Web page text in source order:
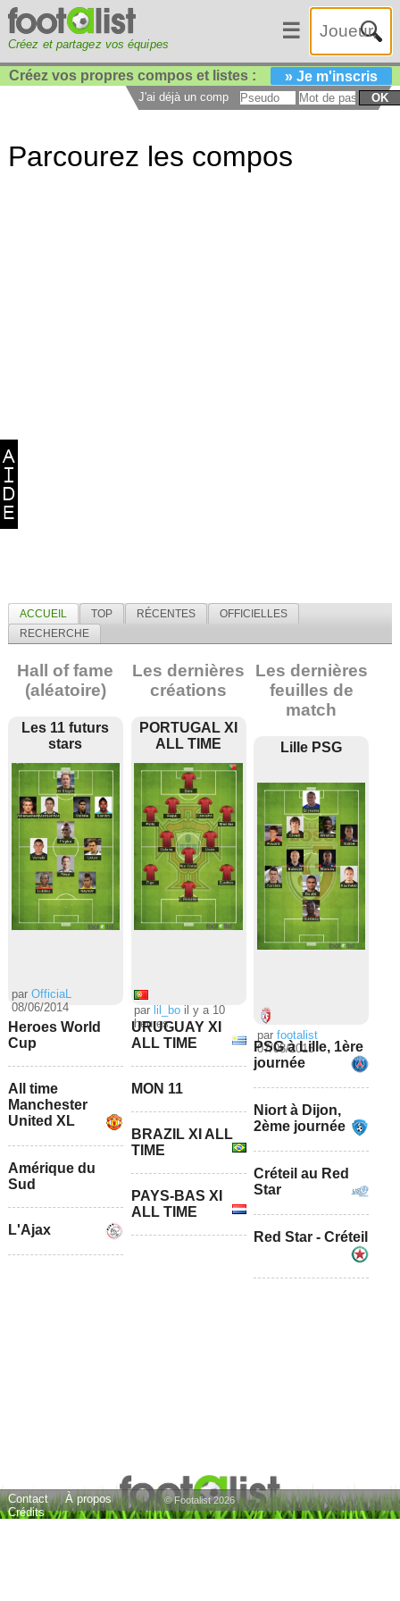
Créez et partagez vos équipes
☰
Créez vos propres compos et listes : » Je m'inscris
J'ai déjà un compte : OK
Parcourez les compos
ACCUEIL TOP RÉCENTES
OFFICIELLES
RECHERCHE
Hall of fame
(aléatoire)
Les 11 futurs
stars
par OfficiaL
08/06/2014
Heroes World
Cup
All time
Manchester
United XL
Amérique du
Sud
L'Ajax
Les dernières
créations
PORTUGAL XI
ALL TIME
par lil_bo il y a 10
heures
URUGUAY XI
ALL TIME
MON 11
BRAZIL XI ALL
TIME
PAYS-BAS XI
ALL TIME
Les dernières
feuilles de
match
Lille PSG
parfootalist
07/08/2015
PSG à Lille, 1ère
journée
Niort à Dijon,
2ème journée
Créteil au Red
Star
Red Star - Créteil
Contact
À propos
Crédits
© Footalist 2026